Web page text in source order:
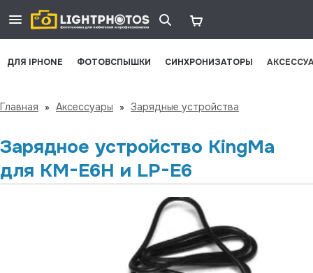
ДЛЯ IPHONE ФОТОВСПЫШКИ СИНХРОНИЗАТОРЫ
Главная » Аксессуары » Зарядные устройства
Зарядное устройство KingMa
для KM-E6H и LP-E6